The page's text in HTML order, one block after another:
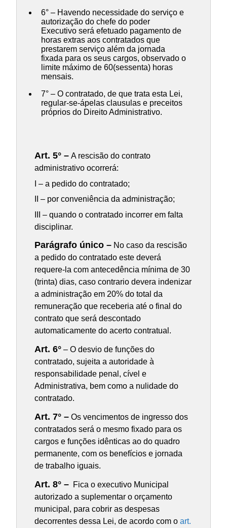
6° – Havendo necessidade do serviço e
autorização do chefe do poder
Executivo será efetuado pagamento de
horas extras aos contratados que
prestarem serviço além da jornada
fixada para os seus cargos, observado o
limite máximo de 60(sessenta) horas
mensais.
7° – O contratado, de que trata esta Lei,
regular-se-ápelas clausulas e preceitos
próprios do Direito Administrativo.
Art. 5° – A rescisão do contrato
administrativo ocorrerá:
I – a pedido do contratado;
II – por conveniência da administração;
III – quando o contratado incorrer em falta
disciplinar.
Parágrafo único – No caso da rescisão
a pedido do contratado este deverá
requere-la com antecedência mínima de 30
(trinta) dias, caso contrario devera indenizar
a administração em 20% do total da
remuneração que receberia até o final do
contrato que será descontado
automaticamente do acerto contratual.
Art. 6° – O desvio de funções do
contratado, sujeita a autoridade à
responsabilidade penal, cível e
Administrativa, bem como a nulidade do
contratado.
Art. 7° – Os vencimentos de ingresso dos
contratados será o mesmo fixado para os
cargos e funções idênticas ao do quadro
permanente, com os benefícios e jornada
de trabalho iguais.
Art. 8° – Fica o executivo Municipal
autorizado a suplementar o orçamento
municipal, para cobrir as despesas
decorrentes dessa Lei, de acordo com oart.